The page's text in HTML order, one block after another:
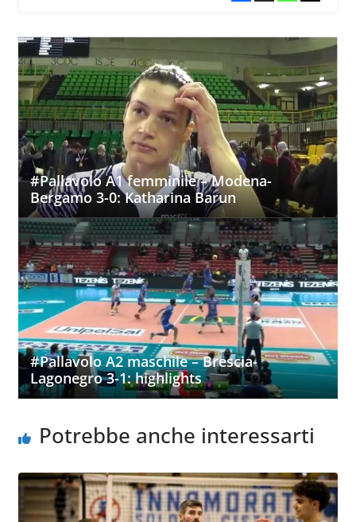
#Pallavolo A1 femminile – Modena-
Bergamo 3-0: Katharina Barun
#Pallavolo A2 maschile – Brescia-
Lagonegro 3-1: highlights
Potrebbe anche interessarti